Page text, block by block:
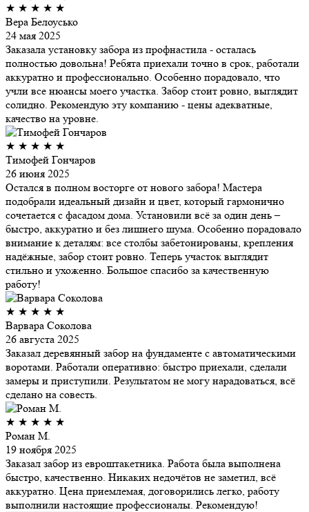
★ ★ ★ ★ ★
Вера Белоусько
24 мая 2025
Заказала установку забора из профнастила - осталась
полностью довольна! Ребята приехали точно в срок, работали
аккуратно и профессионально. Особенно порадовало, что
учли все нюансы моего участка. Забор стоит ровно, выглядит
солидно. Рекомендую эту компанию - цены адекватные,
качество на уровне.
★ ★ ★ ★ ★
Тимофей Гончаров
26 июня 2025
Остался в полном восторге от нового забора! Мастера
подобрали идеальный дизайн и цвет, который гармонично
сочетается с фасадом дома. Установили всё за один день –
быстро, аккуратно и без лишнего шума. Особенно порадовало
внимание к деталям: все столбы забетонированы, крепления
надёжные, забор стоит ровно. Теперь участок выглядит
стильно и ухоженно. Большое спасибо за качественную
работу!
★ ★ ★ ★ ★
Варвара Соколова
26 августа 2025
Заказал деревянный забор на фундаменте с автоматическими
воротами. Работали оперативно: быстро приехали, сделали
замеры и приступили. Результатом не могу нарадоваться, всё
сделано на совесть.
★ ★ ★ ★ ★
Роман М.
19 ноября 2025
Заказал забор из евроштакетника. Работа была выполнена
быстро, качественно. Никаких недочётов не заметил, всё
аккуратно. Цена приемлемая, договорились легко, работу
выполнили настоящие профессионалы. Рекомендую!